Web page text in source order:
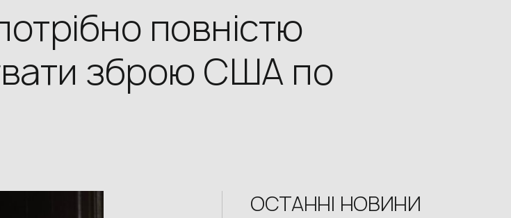
Для медіа
24/7
uwc@ukrainianworldcongress.org
повністю
зброю США по
ОСТАННІ НОВИНИ